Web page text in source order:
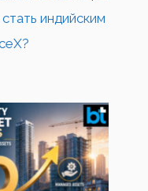
индийским